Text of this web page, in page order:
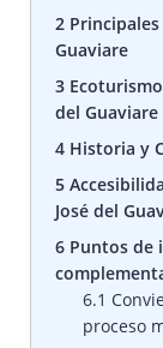
2
Guaviare
3
del Guaviare
4 Historia y
5
José del
6 Puntos de
6.1
proceso